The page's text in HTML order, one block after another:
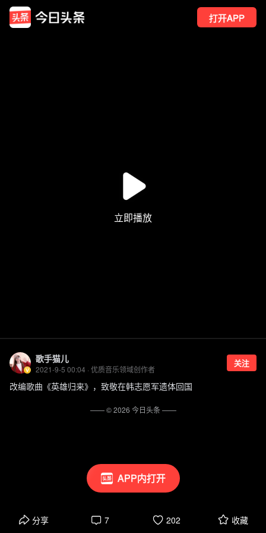
打开APP
APP内打开
歌手猫儿
2021-9-5 00:04 · 优质音乐领域创作者
关注
改编歌曲《英雄归来》，致敬在韩志愿军遗体回国
分享 7 202 收藏
—— ©2026 今日头条——